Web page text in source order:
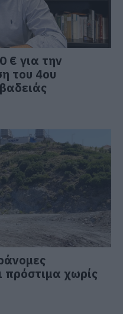
€ για την
του 4ου
χωρίς